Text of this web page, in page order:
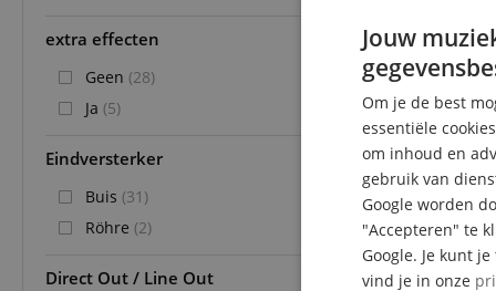
extra effecten
Geen (28)
Ja (5)
Eindversterker
Buis (31)
Röhre (2)
Direct Out / Line Out
Jouw
Om je de best
essentiële
om inhoud en
gebruik van
Google worden
"Accepteren" te
Google. Je kunt
vind je in onze